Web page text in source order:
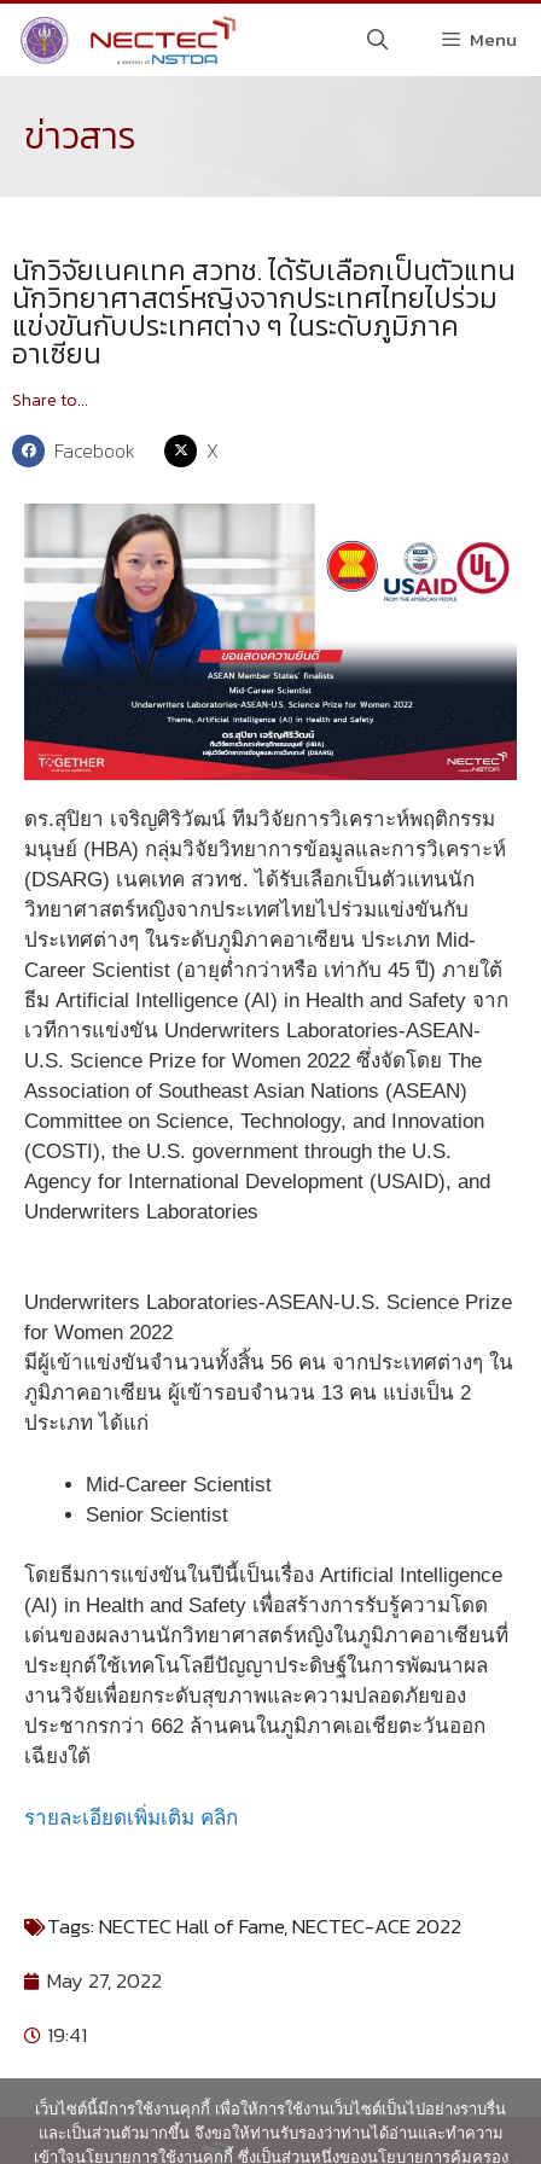
Menu
ข่าวสาร
นักวิจัยเนคเทค สวทช. ได้รับเลือกเป็นตัวแทน
นักวิทยาศาสตร์หญิงจากประเทศไทยไปร่วม
แข่งขันกับประเทศต่าง ๆ ในระดับภูมิภาค
อาเซียน
Share to...
Facebook X
ดร.สุปิยา เจริญศิริวัฒน์ ทีมวิจัยการวิเคราะห์พฤติกรรม
มนุษย์ (HBA) กลุ่มวิจัยวิทยาการข้อมูลและการวิเคราะห์
(DSARG) เนคเทค สวทช. ได้รับเลือกเป็นตัวแทนนัก
วิทยาศาสตร์หญิงจากประเทศไทยไปร่วมแข่งขันกับ
ประเทศต่างๆ ในระดับภูมิภาคอาเซียน ประเภท Mid-
Career Scientist (อายุต่ำกว่าหรือ เท่ากับ 45 ปี) ภายใต้
ธีม Artificial Intelligence (AI) in Health and Safety จาก
เวทีการแข่งขัน Underwriters Laboratories-ASEAN-
U.S. Science Prize for Women 2022 ซึ่งจัดโดย The
Association of Southeast Asian Nations (ASEAN)
Committee on Science, Technology, and Innovation
(COSTI), the U.S. government through the U.S.
Agency for International Development (USAID), and
Underwriters Laboratories
Underwriters Laboratories-ASEAN-U.S. Science Prize
for Women 2022
มีผู้เข้าแข่งขันจำนวนทั้งสิ้น 56 คน จากประเทศต่างๆ ใน
ภูมิภาคอาเซียน ผู้เข้ารอบจำนวน 13 คน แบ่งเป็น 2
ประเภท ได้แก่
Mid-Career Scientist
Senior Scientist
โดยธีมการแข่งขันในปีนี้เป็นเรื่อง Artificial Intelligence
(AI) in Health and Safety เพื่อสร้างการรับรู้ความโดด
เด่นของผลงานนักวิทยาศาสตร์หญิงในภูมิภาคอาเซียนที่
ประยุกต์ใช้เทคโนโลยีปัญญาประดิษฐ์ในการพัฒนาผล
งานวิจัยเพื่อยกระดับสุขภาพและความปลอดภัยของ
ประชากรกว่า 662 ล้านคนในภูมิภาคเอเชียตะวันออก
เฉียงใต้
รายละเอียดเพิ่มเติม คลิก
Tags:NECTEC Hall of Fame,NECTEC-ACE 2022
May 27, 2022
19:41
เว็บไซต์นี้มีการใช้งานคุกกี้ เพื่อให้การใช้งานเว็บไซต์เป็นไปอย่างราบรื่น
และเป็นส่วนตัวมากขึ้น จึงขอให้ท่านรับรองว่าท่านได้อ่านและทำความ
เข้าใจนโยบายการใช้งานคุกกี้ ซึ่งเป็นส่วนหนึ่งของนโยบายการคุ้มครอง